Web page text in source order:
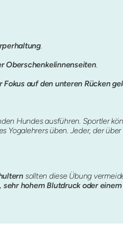
.
Oberschenkelinnenseiten.
Fokus auf den unteren Rücken
Hundes ausführen. Sportler
Yogalehrers üben. Jeder, der
sollten diese Übung
sehr hohem Blutdruck oder